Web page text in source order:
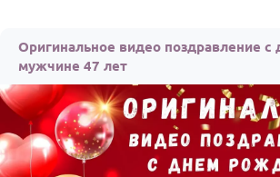
Оригинальное видео поздравление
мужчине 47 лет